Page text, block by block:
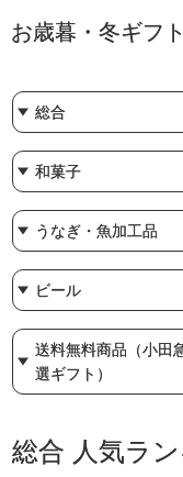
お歳暮・冬ギフ
総合
和菓子
うなぎ・魚加工品
ビール
送料無料商品（小田
選ギフト）
総合 人気ラ